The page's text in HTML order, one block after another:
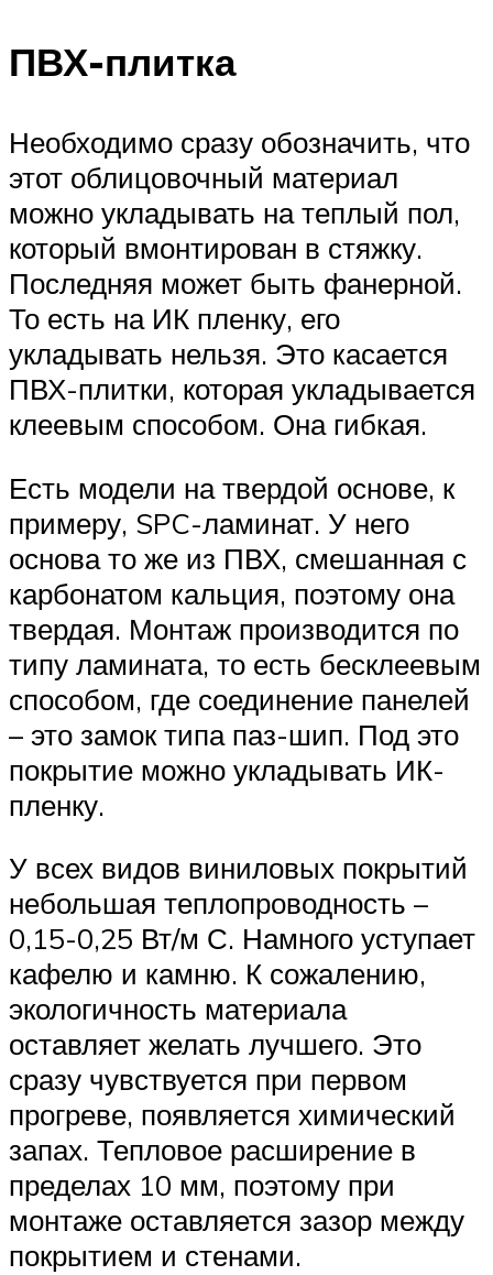
ПВХ-плитка
Необходимо сразу обозначить, что
этот облицовочный материал
можно укладывать на теплый пол,
который вмонтирован в стяжку.
Последняя может быть фанерной.
То есть на ИК пленку, его
укладывать нельзя. Это касается
ПВХ-плитки, которая укладывается
клеевым способом. Она гибкая.
Есть модели на твердой основе, к
примеру, SPC-ламинат. У него
основа то же из ПВХ, смешанная с
карбонатом кальция, поэтому она
твердая. Монтаж производится по
типу ламината, то есть бесклеевым
способом, где соединение панелей
– это замок типа паз-шип. Под это
покрытие можно укладывать ИК-
пленку.
У всех видов виниловых покрытий
небольшая теплопроводность –
0,15-0,25 Вт/м С. Намного уступает
кафелю и камню. К сожалению,
экологичность материала
оставляет желать лучшего. Это
сразу чувствуется при первом
прогреве, появляется химический
запах. Тепловое расширение в
пределах 10 мм, поэтому при
монтаже оставляется зазор между
покрытием и стенами.